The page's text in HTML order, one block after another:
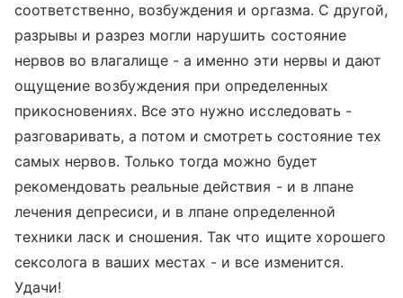
соответственно, возбуждения и оргазма. С другой,
разрывы и разрез могли нарушить состояние
нервов во влагалище - а именно эти нервы и дают
ощущение возбуждения при определенных
прикосновениях. Все это нужно исследовать -
разговаривать, а потом и смотреть состояние тех
самых нервов. Только тогда можно будет
рекомендовать реальные действия - и в лпане
лечения депресиси, и в лпане определенной
техники ласк и сношения. Так что ищите хорошего
сексолога в ваших местах - и все изменится.
Удачи!